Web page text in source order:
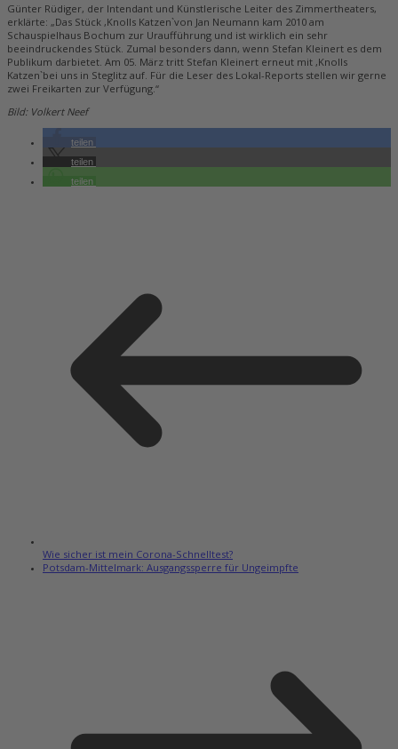
Günter Rüdiger, der Intendant und Künstlerische Leiter des Zimmertheaters,
erklärte: „Das Stück ,Knolls Katzen`von Jan Neumann kam 2010 am
Schauspielhaus Bochum zur Uraufführung und ist wirklich ein sehr
beeindruckendes Stück. Zumal besonders dann, wenn Stefan Kleinert es dem
Publikum darbietet. Am 05. März tritt Stefan Kleinert erneut mit ,Knolls
Katzen`bei uns in Steglitz auf. Für die Leser des Lokal-Reports stellen wir gerne
zwei Freikarten zur Verfügung.“
Bild: Volkert Neef
teilen
teilen
teilen
Wie sicher ist mein Corona-Schnelltest?
Potsdam-Mittelmark: Ausgangssperre für Ungeimpfte